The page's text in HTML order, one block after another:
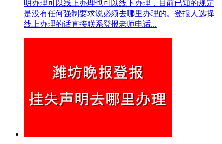
明办理可以线上办理也可以线下办理，目前已知的规定
是没有任何强制要求说必须去哪里办理的。登报人选择
线上办理的话直接联系登报老师电话...